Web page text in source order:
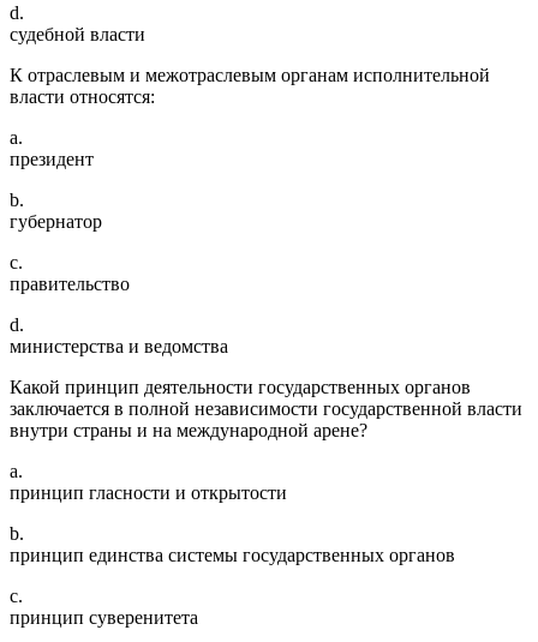
d.
судебной власти
К отраслевым и межотраслевым органам исполнительной
власти относятся:
a.
президент
b.
губернатор
c.
правительство
d.
министерства и ведомства
Какой принцип деятельности государственных органов
заключается в полной независимости государственной власти
внутри страны и на международной арене?
a.
принцип гласности и открытости
b.
принцип единства системы государственных органов
c.
принцип суверенитета